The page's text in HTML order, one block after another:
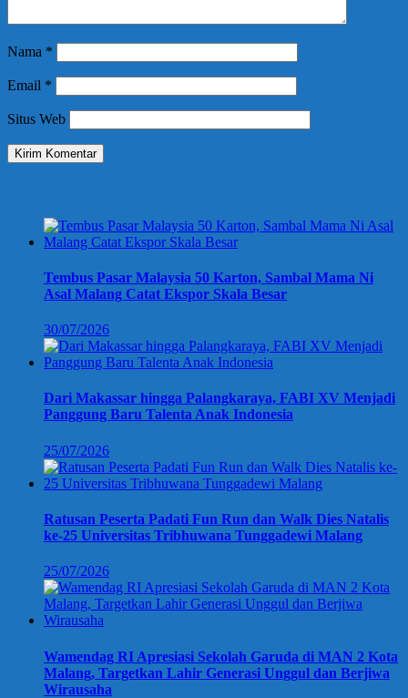
Nama *
Email *
Situs Web
Tembus Pasar Malaysia 50 Karton, Sambal Mama Ni
Asal Malang Catat Ekspor Skala Besar
30/07/2026
Dari Makassar hingga Palangkaraya, FABI XV Menjadi
Panggung Baru Talenta Anak Indonesia
25/07/2026
Ratusan Peserta Padati Fun Run dan Walk Dies Natalis
ke-25 Universitas Tribhuwana Tunggadewi Malang
25/07/2026
Wamendag RI Apresiasi Sekolah Garuda di MAN 2 Kota
Malang, Targetkan Lahir Generasi Unggul dan Berjiwa
Wirausaha